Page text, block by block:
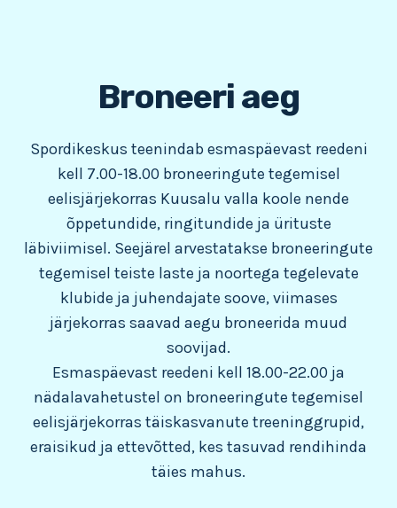
Broneeri aeg
Spordikeskus teenindab esmaspäevast reedeni
kell 7.00-18.00 broneeringute tegemisel
eelisjärjekorras Kuusalu valla koole nende
õppetundide, ringitundide ja ürituste
läbiviimisel. Seejärel arvestatakse broneeringute
tegemisel teiste laste ja noortega tegelevate
klubide ja juhendajate soove, viimases
järjekorras saavad aegu broneerida muud
soovijad.
Esmaspäevast reedeni kell 18.00-22.00 ja
nädalavahetustel on broneeringute tegemisel
eelisjärjekorras täiskasvanute treeninggrupid,
eraisikud ja ettevõtted, kes tasuvad rendihinda
täies mahus.